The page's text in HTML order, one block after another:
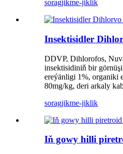
soragjikme-jiklik
Insektisidler
DDVP, Dihlorofos,
insektisidiniň bir
ereýänligi 1%, organiki
80mg/kg, deri arkaly
soragjikme-jiklik
Iň gowy hilli